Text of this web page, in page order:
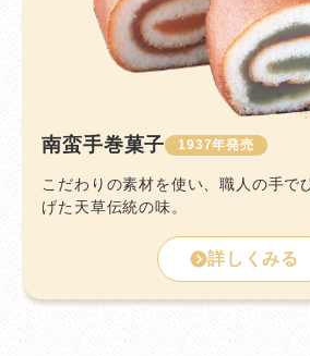
南蛮手巻菓子 1937
こだわりの素材を使い、職人の手で
げた天草伝統の味。
詳しくみる